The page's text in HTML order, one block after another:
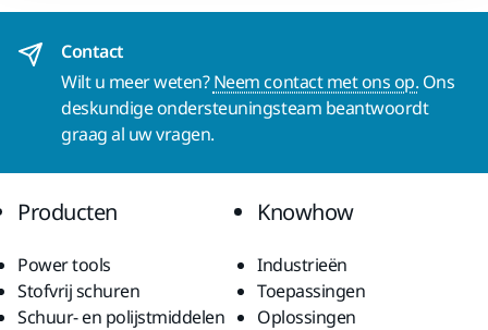
Contact
Wilt u meer weten?Neem contact met ons op. Ons
deskundige ondersteuningsteam beantwoordt
graag al uw vragen.
Producten
Power tools
Stofvrij schuren
Schuur- en polijstmiddelen
Knowhow
Industrieën
Toepassingen
Oplossingen